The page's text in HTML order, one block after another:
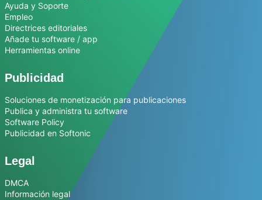
Ayuda y Soporte
Empleo
Directrices editoriales
Añade tu software / app
Herramientas online
Publicidad
Soluciones de monetización para publicaciones
Publica y administra tu software
Software Policy
Publicidad en Softonic
Legal
DMCA
Información legal